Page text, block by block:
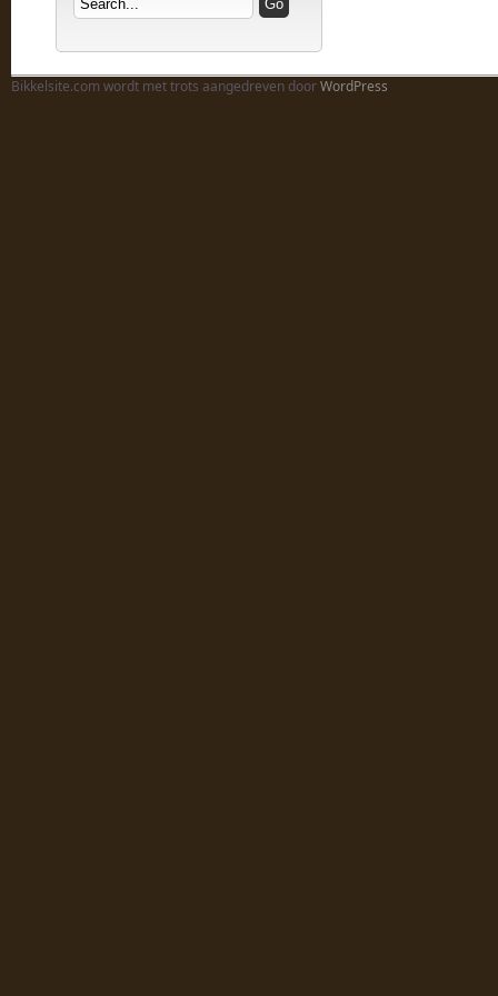
Bikkelsite.com wordt met trots aangedreven doorWordPress